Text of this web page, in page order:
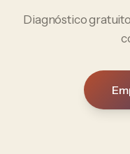
Diagnóstico